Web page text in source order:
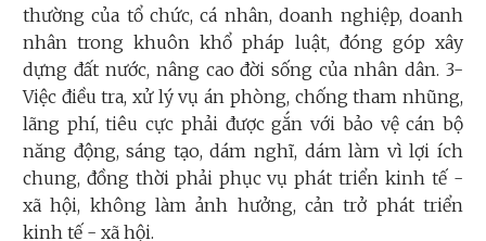
thường của tổ chức, cá nhân, doanh nghiệp, doanh
nhân trong khuôn khổ pháp luật, đóng góp xây
dựng đất nước, nâng cao đời sống của nhân dân. 3-
Việc điều tra, xử lý vụ án phòng, chống tham nhũng,
lãng phí, tiêu cực phải được gắn với bảo vệ cán bộ
năng động, sáng tạo, dám nghĩ, dám làm vì lợi ích
chung, đồng thời phải phục vụ phát triển kinh tế -
xã hội, không làm ảnh hưởng, cản trở phát triển
kinh tế - xã hội.